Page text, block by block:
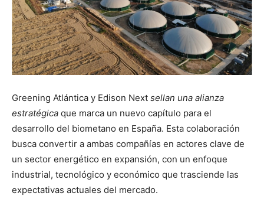
Greening Atlántica y Edison Next sellan una alianza
estratégica que marca un nuevo capítulo para el
desarrollo del biometano en España. Esta colaboración
busca convertir a ambas compañías en actores clave de
un sector energético en expansión, con un enfoque
industrial, tecnológico y económico que trasciende las
expectativas actuales del mercado.